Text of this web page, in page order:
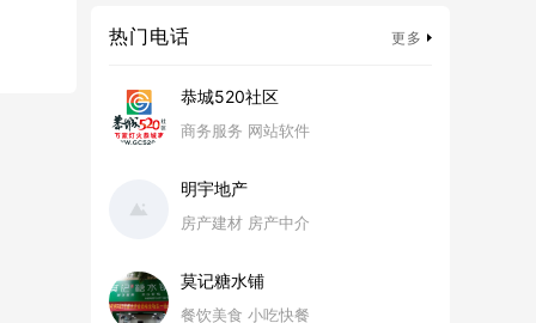
热门电话 更多
恭城520社区
商务服务 网站软件
明宇地产
房产建材 房产中介
莫记糖水铺
餐饮美食 小吃快餐